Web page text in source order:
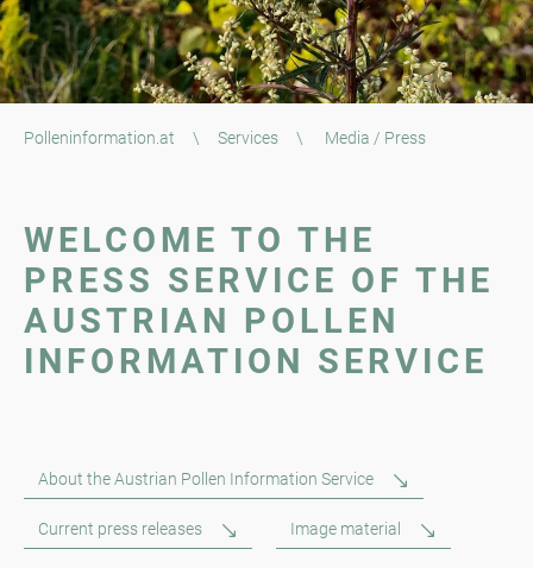
Polleninformation.at \ Services \ Media / Press
WELCOME TO THE
PRESS SERVICE OF THE
AUSTRIAN POLLEN
INFORMATION SERVICE
About the Austrian Pollen Information Service
Current press releases Image material